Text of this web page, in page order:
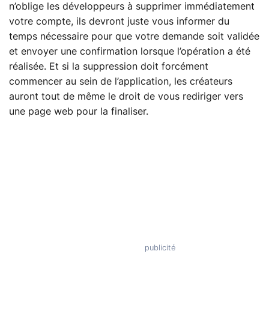
n’oblige les développeurs à supprimer immédiatement
votre compte, ils devront juste vous informer du
temps nécessaire pour que votre demande soit validée
et envoyer une confirmation lorsque l’opération a été
réalisée. Et si la suppression doit forcément
commencer au sein de l’application, les créateurs
auront tout de même le droit de vous rediriger vers
une page web pour la finaliser.